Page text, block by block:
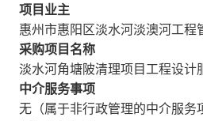
项目业主
惠州市惠阳区淡水河淡澳河工程
采购项目名称
淡水河角塘陂清理项目工程设计
中介服务事项
无（属于非行政管理的中介服务